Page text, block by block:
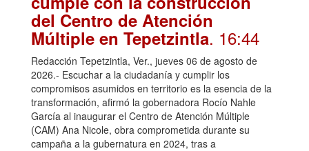
del Centro de Atención
Múltiple en Tepetzintla. 16:44
Redacción Tepetzintla, Ver., jueves 06 de agosto de
2026.- Escuchar a la ciudadanía y cumplir los
compromisos asumidos en territorio es la esencia de la
transformación, afirmó la gobernadora Rocío Nahle
García al inaugurar el Centro de Atención Múltiple
(CAM) Ana Nicole, obra comprometida durante su
campaña a la gubernatura en 2024, tras a